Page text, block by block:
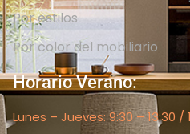
Por estilos
Por color del mobiliario
Horario Verano:
Lunes – Jueves: 9:30 – 13:30 /